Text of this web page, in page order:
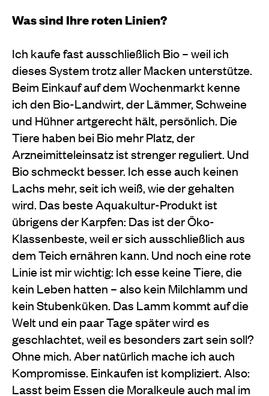
Was sind Ihre roten Linien?
Ich kaufe fast ausschließlich Bio – weil ich
dieses System trotz aller Macken unterstütze.
Beim Einkauf auf dem Wochenmarkt kenne
ich den Bio-Landwirt, der Lämmer, Schweine
und Hühner artgerecht hält, persönlich. Die
Tiere haben bei Bio mehr Platz, der
Arzneimitteleinsatz ist strenger reguliert. Und
Bio schmeckt besser. Ich esse auch keinen
Lachs mehr, seit ich weiß, wie der gehalten
wird. Das beste Aquakultur-Produkt ist
übrigens der Karpfen: Das ist der Öko-
Klassenbeste, weil er sich ausschließlich aus
dem Teich ernähren kann. Und noch eine rote
Linie ist mir wichtig: Ich esse keine Tiere, die
kein Leben hatten – also kein Milchlamm und
kein Stubenküken. Das Lamm kommt auf die
Welt und ein paar Tage später wird es
geschlachtet, weil es besonders zart sein soll?
Ohne mich. Aber natürlich mache ich auch
Kompromisse. Einkaufen ist kompliziert. Also:
Lasst beim Essen die Moralkeule auch mal im